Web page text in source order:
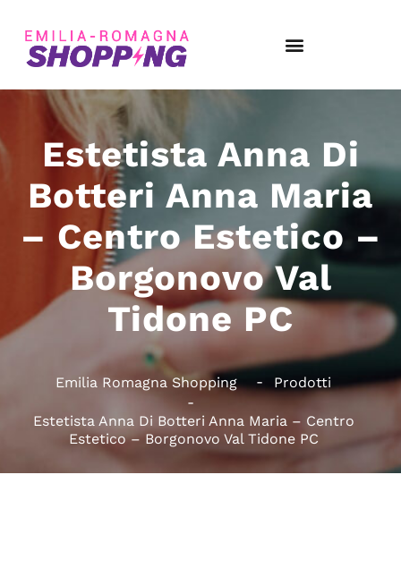
Estetista Anna Di
Botteri Anna Maria
– Centro Estetico –
Borgonovo Val
Tidone PC
Emilia Romagna Shopping Prodotti
Estetista Anna Di Botteri Anna Maria – Centro
Estetico – Borgonovo Val Tidone PC